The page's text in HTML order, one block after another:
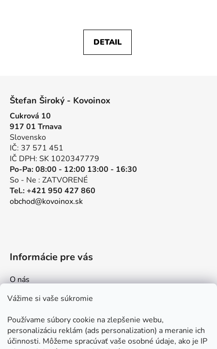
Vážime si vaše súkromie
Používame súbory cookie na zlepšenie webu,
personalizáciu reklám (ads personalization) a meranie ich
účinnosti. Môžeme spracúvať vaše osobné údaje, ako je IP
DETAIL
Štefan Široký - Kovoinox
Cukrová 10
917 01 Trnava
Slovensko
IČ: 37 571 451
IČ DPH: SK 1020347779
Po-Pa: 08:00 - 12:00 13:00 - 16:30
So - Ne : ZATVORENÉ
Tel.: +421 950 427 860
obchod@kovoinox.sk
Informácie pre vás
O nás
Kontakt
Ako nakupovať
Obchodné podmienky